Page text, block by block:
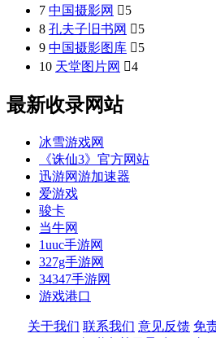
7 中国摄影网 5
8 孔夫子旧书网 5
9 中国摄影图库 5
10 天堂图片网 4
最新收录网站
冰雪游戏网
《诛仙3》官方网站
迅游网游加速器
爱游戏
骏卡
当牛网
1uuc手游网
327g手游网
34347手游网
游戏港口
关于我们 联系我们 意见反馈 免